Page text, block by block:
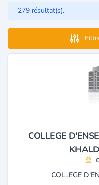
279 résultat(s).
COLLEGE
COLLEGE